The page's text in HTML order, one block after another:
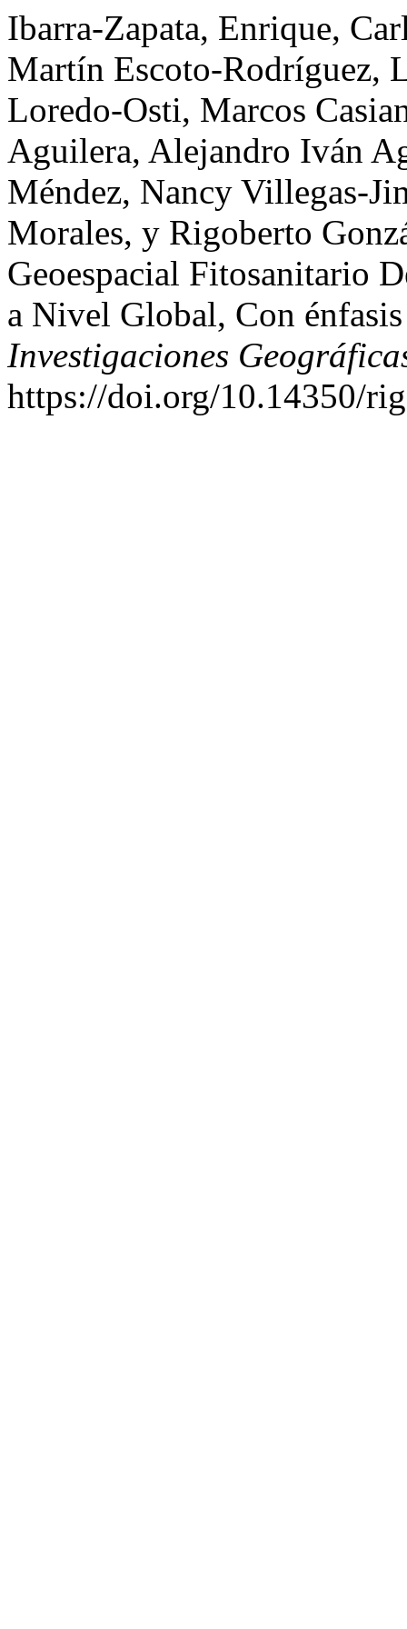
Ibarra-Zapata, Enrique,
Martín Escoto-Rodríguez,
Loredo-Osti, Marcos
Aguilera, Alejandro Iván
Méndez, Nancy Villegas-
Morales, y Rigoberto
Geoespacial Fitosanitario
a Nivel Global, Con
Investigaciones
https://doi.org/10.14350/